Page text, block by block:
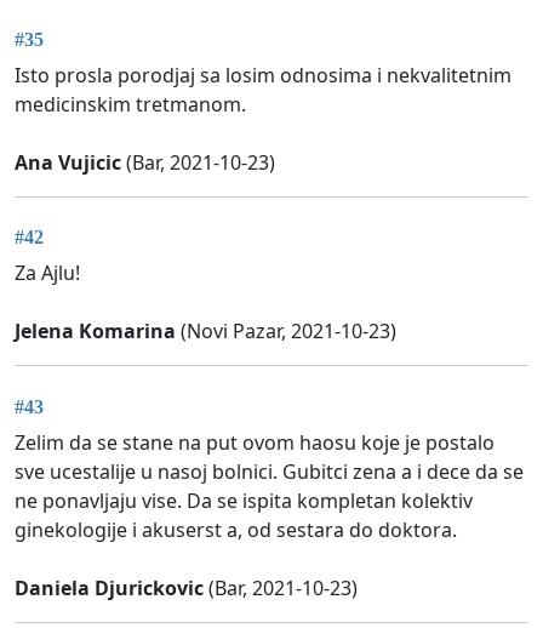
#35
Isto prosla porodjaj sa losim odnosima i nekvalitetnim
medicinskim tretmanom.
Ana Vujicic(Bar, 2021-10-23)
#42
Za Ajlu!
Jelena Komarina (Novi Pazar, 2021-10-23)
#43
Zelim da se stane na put ovom haosu koje je postalo
sve ucestalije u nasoj bolnici. Gubitci zena a i dece da se
ne ponavljaju vise. Da se ispita kompletan kolektiv
ginekologije i akuserst a, od sestara do doktora.
Daniela Djurickovic(Bar, 2021-10-23)